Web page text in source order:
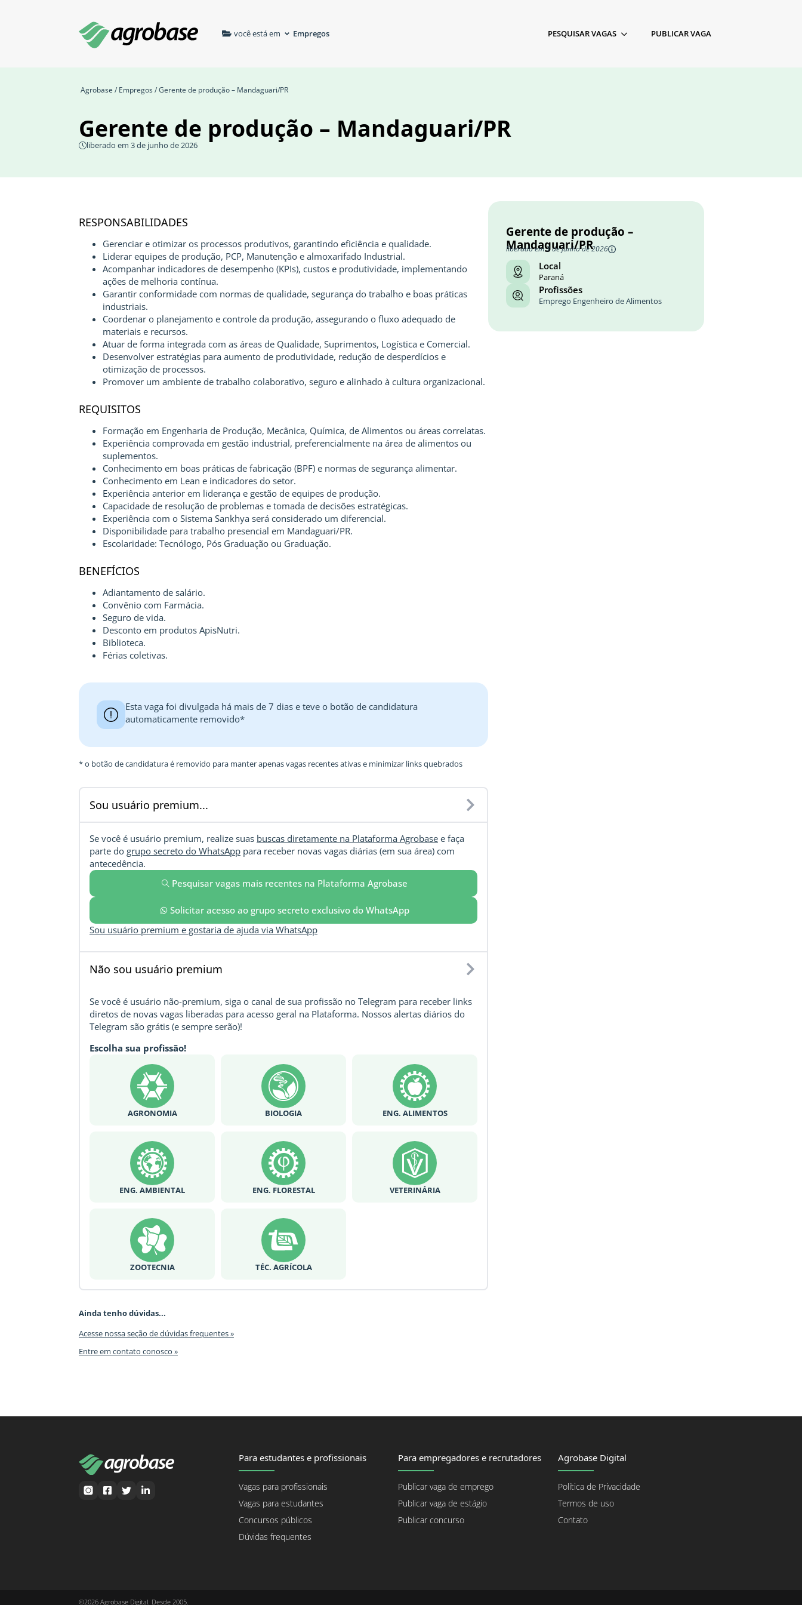
você está em Empregos PESQUISAR VAGAS PUBLICAR VAGA
Agrobase / Empregos/ Gerente de produção – Mandaguari/PR
Gerente de produção – Mandaguari/PR
liberado em 3 de junho de 2026
RESPONSABILIDADES
Gerenciar e otimizar os processos produtivos, garantindo eficiência e qualidade.
Liderar equipes de produção, PCP, Manutenção e almoxarifado Industrial.
Acompanhar indicadores de desempenho (KPIs), custos e produtividade, implementando
ações de melhoria contínua.
Garantir conformidade com normas de qualidade, segurança do trabalho e boas práticas
industriais.
Coordenar o planejamento e controle da produção, assegurando o fluxo adequado de
materiais e recursos.
Atuar de forma integrada com as áreas de Qualidade, Suprimentos, Logística e Comercial.
Desenvolver estratégias para aumento de produtividade, redução de desperdícios e
otimização de processos.
Promover um ambiente de trabalho colaborativo, seguro e alinhado à cultura organizacional.
REQUISITOS
Formação em Engenharia de Produção, Mecânica, Química, de Alimentos ou áreas correlatas.
Experiência comprovada em gestão industrial, preferencialmente na área de alimentos ou
suplementos.
Conhecimento em boas práticas de fabricação (BPF) e normas de segurança alimentar.
Conhecimento em Lean e indicadores do setor.
Experiência anterior em liderança e gestão de equipes de produção.
Capacidade de resolução de problemas e tomada de decisões estratégicas.
Experiência com o Sistema Sankhya será considerado um diferencial.
Disponibilidade para trabalho presencial em Mandaguari/PR.
Escolaridade: Tecnólogo, Pós Graduação ou Graduação.
BENEFÍCIOS
Adiantamento de salário.
Convênio com Farmácia.
Seguro de vida.
Desconto em produtos ApisNutri.
Biblioteca.
Férias coletivas.
Esta vaga foi divulgada há mais de 7 dias e teve o botão de candidatura
automaticamente removido*
* o botão de candidatura é removido para manter apenas vagas recentes ativas e minimizar links quebrados
Sou usuário premium...
Se você é usuário premium, realize suas buscas diretamente na Plataforma Agrobase e faça
parte do grupo secreto do WhatsApp para receber novas vagas diárias (em sua área) com
antecedência.
Pesquisar vagas mais recentes na Plataforma Agrobase
Solicitar acesso ao grupo secreto exclusivo do WhatsApp
Sou usuário premium e gostaria de ajuda via WhatsApp
Não sou usuário premium
Se você é usuário não-premium, siga o canal de sua profissão no Telegram para receber links
diretos de novas vagas liberadas para acesso geral na Plataforma. Nossos alertas diários do
Telegram são grátis (e sempre serão)!
Escolha sua profissão!
AGRONOMIA BIOLOGIA ENG. ALIMENTOS
ENG. AMBIENTAL ENG. FLORESTAL VETERINÁRIA
ZOOTECNIA TÉC. AGRÍCOLA
Ainda tenho dúvidas...
Acesse nossa seção de dúvidas frequentes »
Entre em contato conosco »
Gerente de produção –
Mandaguari/PR
liberado em 3 de junho de 2026
Local
Paraná
Profissões
Emprego Engenheiro de Alimentos
Para estudantes e profissionais
Vagas para profissionais
Vagas para estudantes
Concursos públicos
Dúvidas frequentes
Para empregadores e recrutadores
Publicar vaga de emprego
Publicar vaga de estágio
Publicar concurso
Agrobase Digital
Política de Privacidade
Termos de uso
Contato
©2026 Agrobase Digital. Desde 2005.